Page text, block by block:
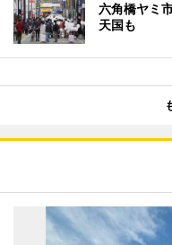
六角橋ヤミ
天国も